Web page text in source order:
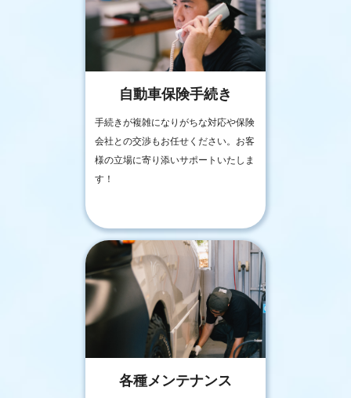
自動車保険手続き
手続きが複雑になりがちな対応や保険
会社との交渉もお任せください。お客
様の立場に寄り添いサポートいたしま
す！
各種メンテナンス